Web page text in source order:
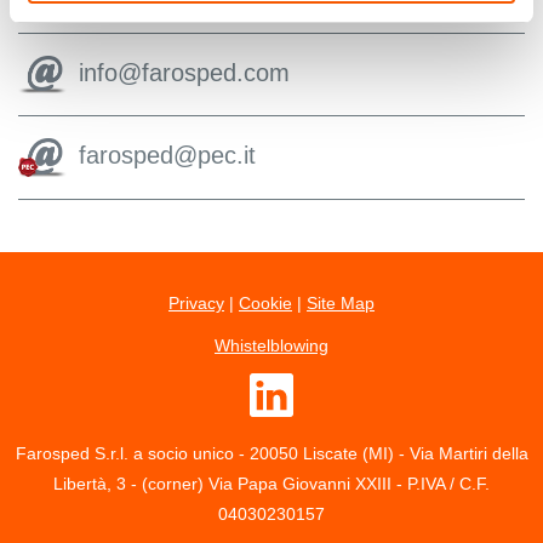
info@farosped.com
farosped@pec.it
Privacy | Cookie | Site Map
Whistelblowing
Farosped S.r.l. a socio unico - 20050 Liscate (MI) - Via Martiri della
Libertà, 3 - (corner) Via Papa Giovanni XXIII - P.IVA / C.F.
04030230157